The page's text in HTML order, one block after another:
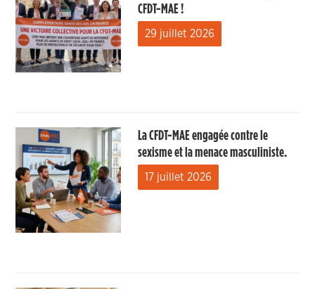
CFDT-MAE !
29 juillet 2026
La CFDT-MAE engagée contre le
sexisme et la menace masculiniste.
17 juillet 2026